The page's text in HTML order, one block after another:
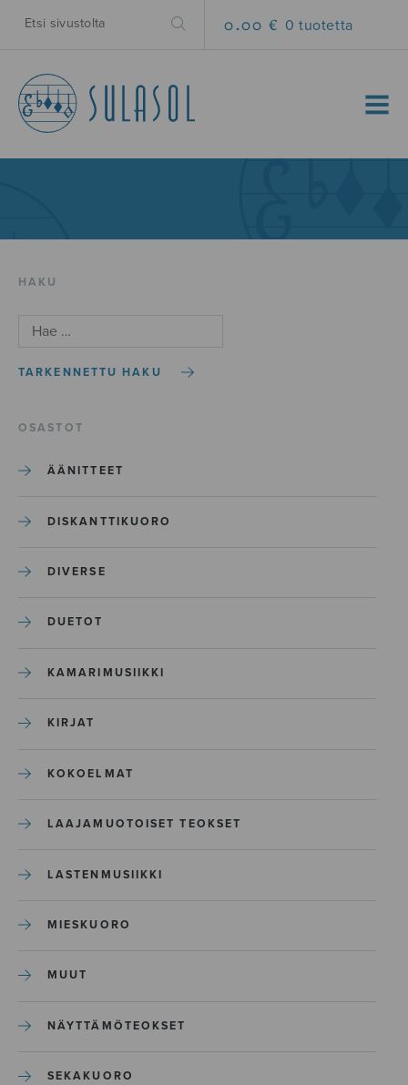
0.00 € 0 tuotetta
MENU
HAKU
TARKENNETTU HAKU
OSASTOT
ÄÄNITTEET
DISKANTTIKUORO
DIVERSE
DUETOT
KAMARIMUSIIKKI
KIRJAT
KOKOELMAT
LAAJAMUOTOISET TEOKSET
LASTENMUSIIKKI
MIESKUORO
MUUT
NÄYTTÄMÖTEOKSET
SEKAKUORO